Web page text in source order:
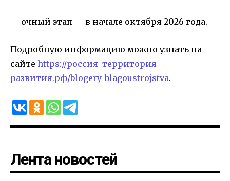
— очный этап — в начале октября 2026 года.
Подробную информацию можно узнать на
сайте https://россия-территория-
развития.рф/blogery-blagoustrojstva.
Лента новостей